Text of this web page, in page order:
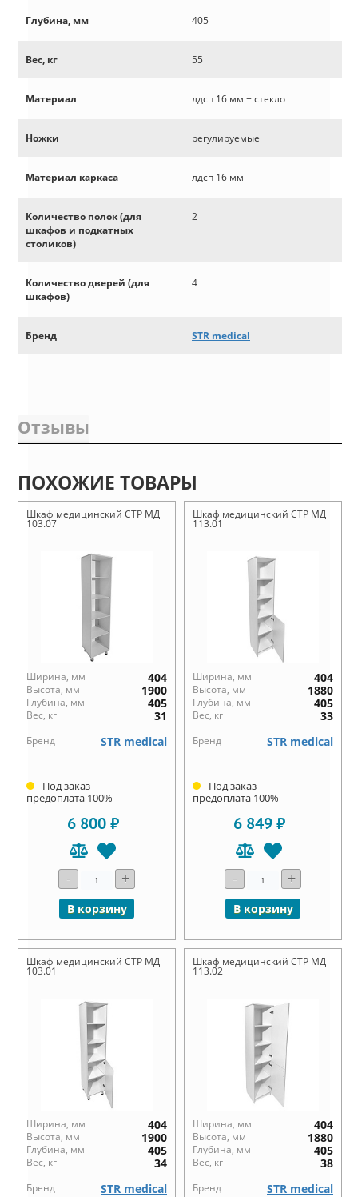
Глубина, мм 405
Вес, кг 55
Материал лдсп 16 мм + стекло
Ножки регулируемые
Материал каркаса лдсп 16 мм
Количество полок (для
шкафов и подкатных
столиков)
2
Количество дверей (для
шкафов)
4
Бренд STR medical
Отзывы
ПОХОЖИЕ ТОВАРЫ
Шкаф медицинский СТР МД
103.07
Ширина, мм 404
Высота, мм 1900
Глубина, мм 405
Вес, кг 31
Бренд STR medical
Под заказ
предоплата 100%
6 800 ₽
- +
В корзину
Шкаф медицинский СТР МД
113.01
Ширина, мм 404
Высота, мм 1880
Глубина, мм 405
Вес, кг 33
Бренд STR medical
Под заказ
предоплата 100%
6 849 ₽
- +
В корзину
Шкаф медицинский СТР МД
103.01
Ширина, мм 404
Высота, мм 1900
Глубина, мм 405
Вес, кг 34
Бренд STR medical
Шкаф медицинский СТР МД
113.02
Ширина, мм 404
Высота, мм 1880
Глубина, мм 405
Вес, кг 38
Бренд STR medical